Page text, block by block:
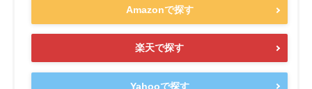
Amazonで探す
楽天で探す
Yahooで探す